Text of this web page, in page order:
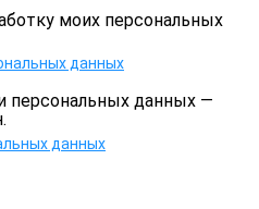
моих персональных
данных
персональных данных —
данных